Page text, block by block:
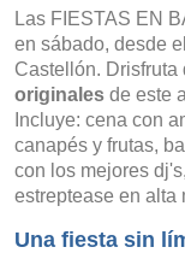
Las FIESTAS EN
en sábado, desde
Castellón. Drisfruta
originales de este
Incluye: cena con
canapés y frutas,
con los mejores
estreptease en alta
Una fiesta sin